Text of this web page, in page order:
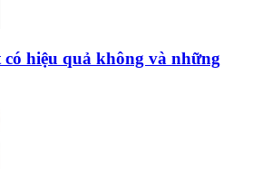
hiệu quả không và những